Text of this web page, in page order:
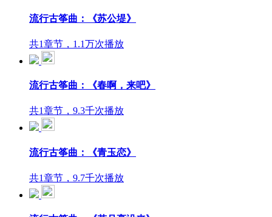
流行古筝曲：《苏公堤》
共1章节，1.1万次播放
流行古筝曲：《春啊，来吧》
共1章节，9.3千次播放
流行古筝曲：《青玉恋》
共1章节，9.7千次播放